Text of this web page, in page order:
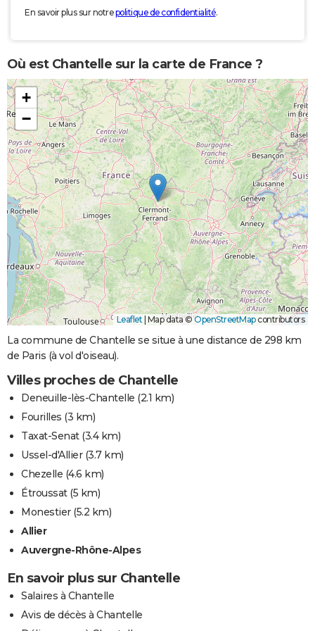
En savoir plus sur notrepolitique de confidentialité.
Où est Chantelle sur la carte de France ?
+
−
Leaflet Map data ©OpenStreetMapcontributors
La commune de Chantelle se situe à une distance de 298 km
de Paris (à vol d'oiseau).
Villes proches de Chantelle
Deneuille-lès-Chantelle (2.1 km)
Fourilles (3 km)
Taxat-Senat(3.4 km)
Ussel-d'Allier(3.7 km)
Chezelle (4.6 km)
Étroussat(5 km)
Monestier(5.2 km)
Allier
Auvergne-Rhône-Alpes
En savoir plus sur Chantelle
Salaires à Chantelle
Avis de décès à Chantelle